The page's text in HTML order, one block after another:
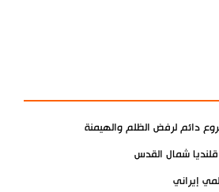
دائم لرفض الظلم والهيمنة
شمال القدس
إيراني